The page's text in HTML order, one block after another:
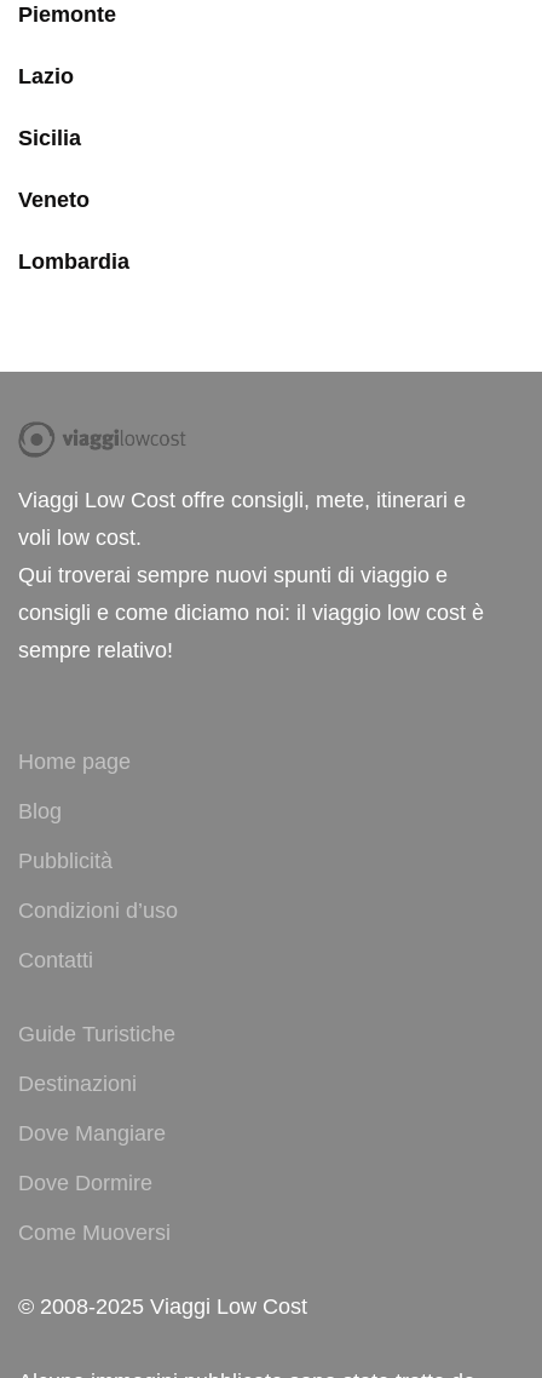
Piemonte
Lazio
Sicilia
Veneto
Lombardia
Viaggi Low Cost offre consigli, mete, itinerari e
voli low cost.
Qui troverai sempre nuovi spunti di viaggio e
consigli e come diciamo noi: il viaggio low cost è
sempre relativo!
Home page
Blog
Pubblicità
Condizioni d’uso
Contatti
Guide Turistiche
Destinazioni
Dove Mangiare
Dove Dormire
Come Muoversi
© 2008-2025 Viaggi Low Cost